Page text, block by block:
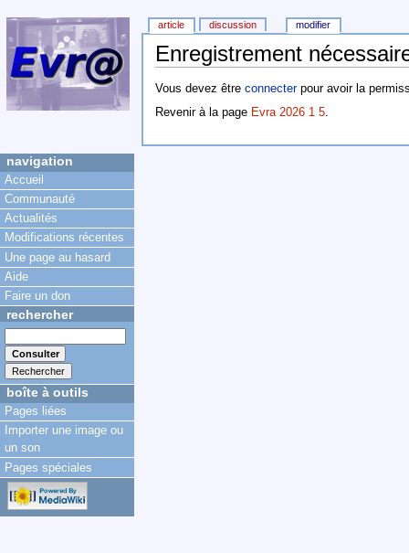
Enregistrement
Vous devez être connecterpour avoir la
Revenir à la page Evra 2026 1 5.
article discussion modifier
navigation
Accueil
Communauté
Actualités
Modifications récentes
Une page au hasard
Aide
Faire un don
rechercher
boîte à outils
Pages liées
Importer une image ou
un son
Pages spéciales